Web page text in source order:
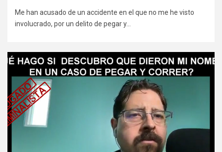
Me han acusado de un accidente en el que no me he visto
involucrado, por un delito de pegar y...